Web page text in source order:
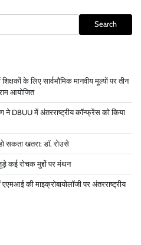
Search
के लिए सार्वभौमिक मानवीय मूल्यों पर तीन
आयोजित
ने DBUU में अंतरराष्ट्रीय कॉन्फ्रेंस को किया
सकता खतरा: डॉ. रोउसे
कई रोचक मुद्दों पर मंथन
एएमआई की माइक्रोबायोलॉजी पर अंतरराष्ट्रीय